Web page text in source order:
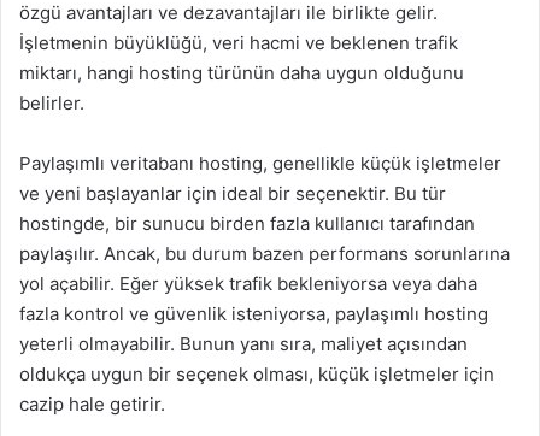
özgü avantajları ve dezavantajları ile birlikte gelir.
İşletmenin büyüklüğü, veri hacmi ve beklenen trafik
miktarı, hangi hosting türünün daha uygun olduğunu
belirler.
Paylaşımlı veritabanı hosting, genellikle küçük işletmeler
ve yeni başlayanlar için ideal bir seçenektir. Bu tür
hostingde, bir sunucu birden fazla kullanıcı tarafından
paylaşılır. Ancak, bu durum bazen performans sorunlarına
yol açabilir. Eğer yüksek trafik bekleniyorsa veya daha
fazla kontrol ve güvenlik isteniyorsa, paylaşımlı hosting
yeterli olmayabilir. Bunun yanı sıra, maliyet açısından
oldukça uygun bir seçenek olması, küçük işletmeler için
cazip hale getirir.